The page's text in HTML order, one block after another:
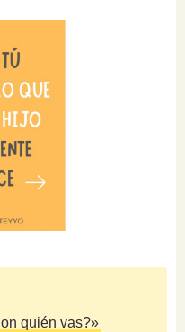
quién vas?»